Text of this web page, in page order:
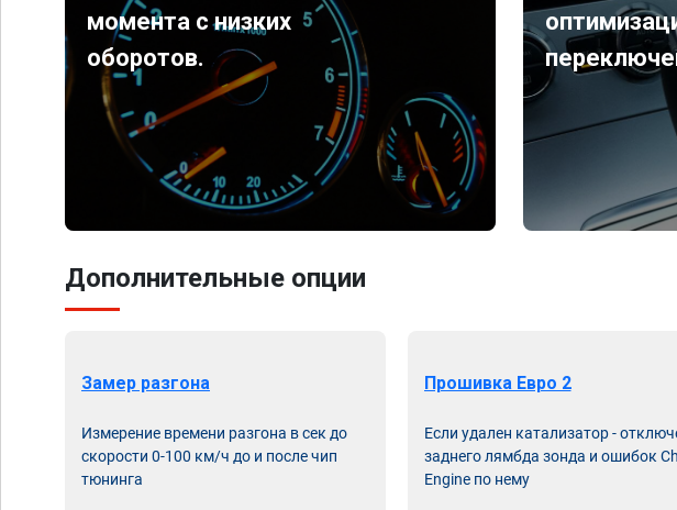
момента с низких
оборотов.
Дополнительные опции
Замер разгона
Измерение времени разгона в сек до
скорости 0-100 км/ч до и после чип
тюнинга
Прошивка Евро 2
Если удален катализатор -
заднего лямбда зонда и ошибок
Engine по нему